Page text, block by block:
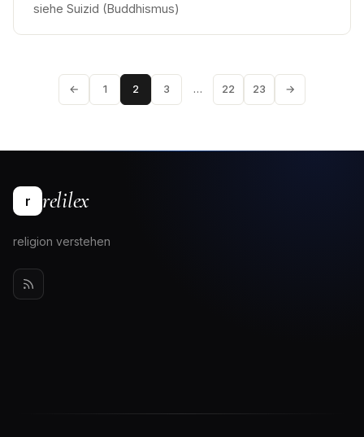
siehe Suizid (Buddhismus)
← 1 2 3 … 22 23 →
r relilex
religion verstehen